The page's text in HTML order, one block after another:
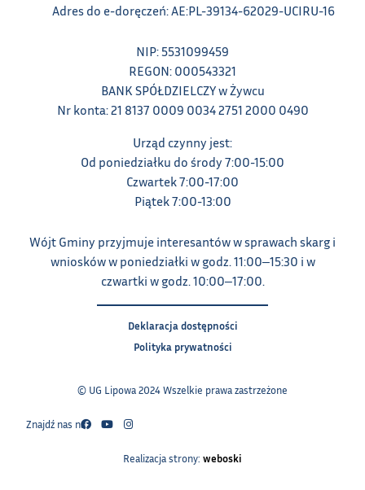
Adres do e-doręczeń: AE:PL-39134-62029-UCIRU-16
NIP: 5531099459
REGON: 000543321
BANK SPÓŁDZIELCZY w Żywcu
Nr konta: 21 8137 0009 0034 2751 2000 0490
Urząd czynny jest:
Od poniedziałku do środy 7:00-15:00
Czwartek 7:00-17:00
Piątek 7:00-13:00
Wójt Gminy przyjmuje interesantów w sprawach skarg i
wniosków w poniedziałki w godz. 11:00‒15:30 i w
czwartki w godz. 10:00‒17:00.
Deklaracja dostępności
Polityka prywatności
© UG Lipowa 2024 Wszelkie prawa zastrzeżone
Znajdź nas na:
Realizacja strony: weboski